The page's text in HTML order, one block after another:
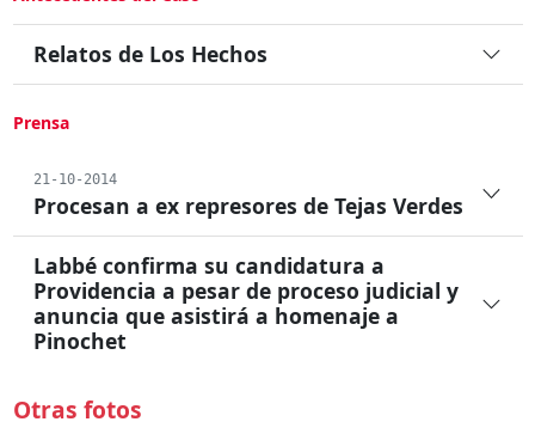
Relatos de Los Hechos
Prensa
21-10-2014
Procesan a ex represores de Tejas Verdes
Labbé confirma su candidatura a
Providencia a pesar de proceso judicial y
anuncia que asistirá a homenaje a
Pinochet
Otras fotos